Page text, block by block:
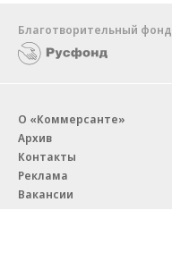
Благотворительный фонд
О «Коммерсанте»
Архив
Контакты
Реклама
Вакансии